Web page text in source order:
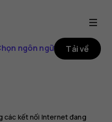
ngôn ngữ Tải về
các kết nối Internet đang